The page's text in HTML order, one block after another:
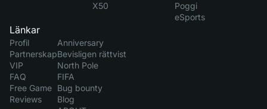
X50
Poggi
eSports
Länkar
Profil
Partnerskap
VIP
FAQ
Free Game
Reviews
Anniversary
Bevisligen rättvist
North Pole
FIFA
Bug bounty
Blog